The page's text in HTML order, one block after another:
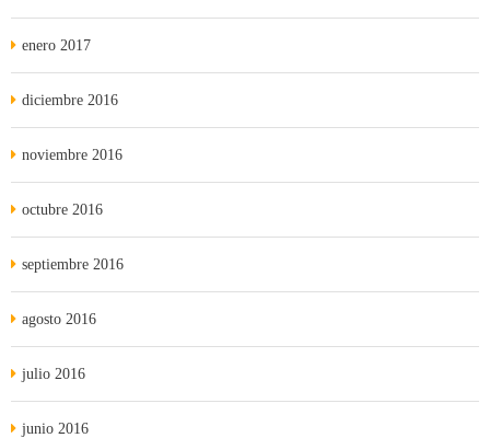
enero 2017
diciembre 2016
noviembre 2016
octubre 2016
septiembre 2016
agosto 2016
julio 2016
junio 2016